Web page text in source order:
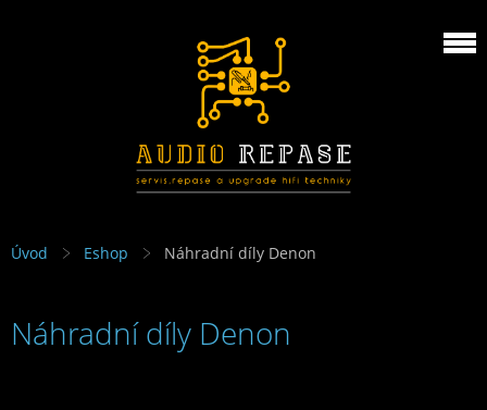
Úvod Eshop Náhradní díly Denon
Náhradní díly Denon